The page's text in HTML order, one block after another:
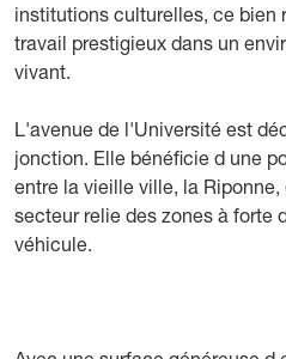
institutions culturelles, ce bien
travail prestigieux dans un
vivant.
L'avenue de l'Université est
jonction. Elle bénéficie d une
entre la vieille ville, la
secteur relie des zones à forte
véhicule.